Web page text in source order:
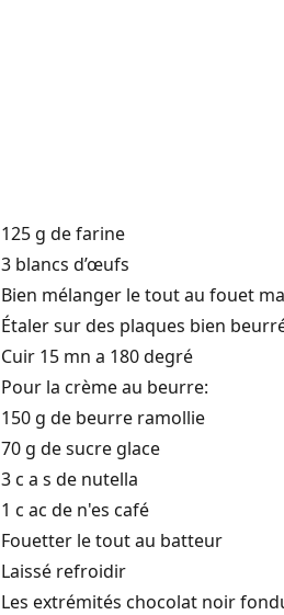
125 g de farine
3 blancs d’œufs
Bien mélanger le tout au fouet
Étaler sur des plaques bien
Cuir 15 mn a 180 degré
Pour la crème au beurre:
150 g de beurre ramollie
70 g de sucre glace
3 c a s de nutella
1 c ac de n'es café
Fouetter le tout au batteur
Laissé refroidir
Les extrémités chocolat noir